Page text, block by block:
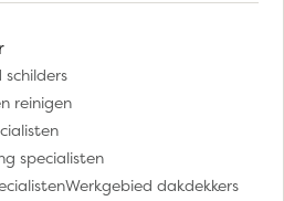
reinigen
specialisten
Werkgebied dakdekkers